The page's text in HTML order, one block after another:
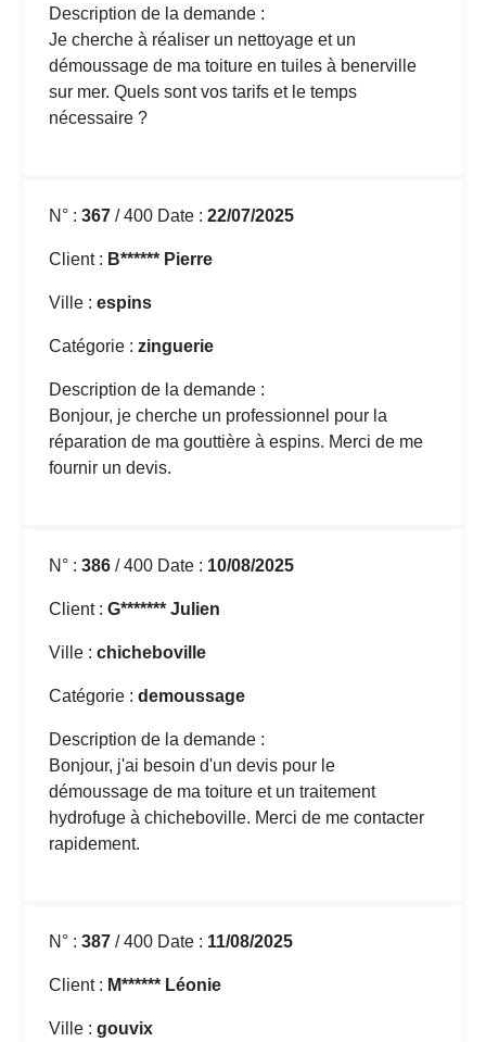
Description de la demande :
Je cherche à réaliser un nettoyage et un
démoussage de ma toiture en tuiles à benerville
sur mer. Quels sont vos tarifs et le temps
nécessaire ?
N° : 367 / 400 Date : 22/07/2025
Client : B****** Pierre
Ville : espins
Catégorie : zinguerie
Description de la demande :
Bonjour, je cherche un professionnel pour la
réparation de ma gouttière à espins. Merci de me
fournir un devis.
N° : 386 / 400 Date : 10/08/2025
Client : G******* Julien
Ville : chicheboville
Catégorie : demoussage
Description de la demande :
Bonjour, j'ai besoin d'un devis pour le
démoussage de ma toiture et un traitement
hydrofuge à chicheboville. Merci de me contacter
rapidement.
N° : 387 / 400 Date : 11/08/2025
Client : M****** Léonie
Ville : gouvix